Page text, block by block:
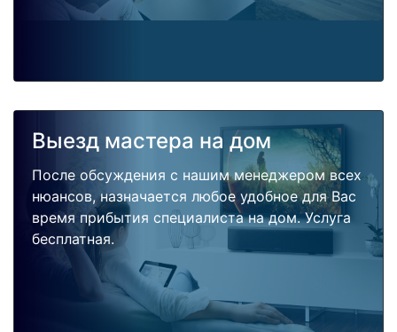
Выезд мастера на дом
После обсуждения с нашим менеджером всех
нюансов, назначается любое удобное для Вас
время прибытия специалиста на дом. Услуга
бесплатная.